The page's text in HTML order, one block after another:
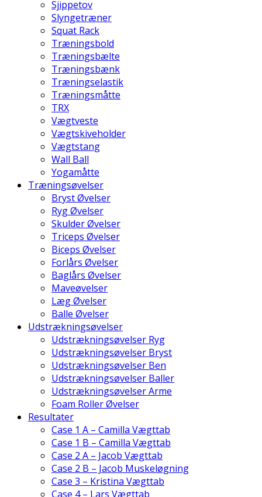
Sjippetov
Slyngetræner
Squat Rack
Træningsbold
Træningsbælte
Træningsbænk
Træningselastik
Træningsmåtte
TRX
Vægtveste
Vægtskiveholder
Vægtstang
Wall Ball
Yogamåtte
Træningsøvelser
Bryst Øvelser
Ryg Øvelser
Skulder Øvelser
Triceps Øvelser
Biceps Øvelser
Forlårs Øvelser
Baglårs Øvelser
Maveøvelser
Læg Øvelser
Balle Øvelser
Udstrækningsøvelser
Udstrækningsøvelser Ryg
Udstrækningsøvelser Bryst
Udstrækningsøvelser Ben
Udstrækningsøvelser Baller
Udstrækningsøvelser Arme
Foam Roller Øvelser
Resultater
Case 1 A – Camilla Vægttab
Case 1 B – Camilla Vægttab
Case 2 A – Jacob Vægttab
Case 2 B – Jacob Muskeløgning
Case 3 – Kristina Vægttab
Case 4 – Lars Vægttab